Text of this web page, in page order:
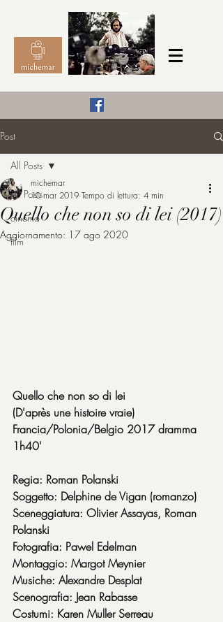
michemar
Post
All Posts
cinema
film
All Posts
Quello che non so di lei (2017)
michemar
10 mar 2019 Tempo di lettura: 4 min
Aggiornamento: 17 ago 2020
Quello che non so di lei
(D'après une histoire vraie)
Francia/Polonia/Belgio 2017 dramma
1h40'
Regia: Roman Polanski
Soggetto: Delphine de Vigan (romanzo)
Sceneggiatura: Olivier Assayas, Roman
Polanski
Fotografia: Pawel Edelman
Montaggio: Margot Meynier
Musiche: Alexandre Desplat
Scenografia: Jean Rabasse
Costumi: Karen Muller Serreau